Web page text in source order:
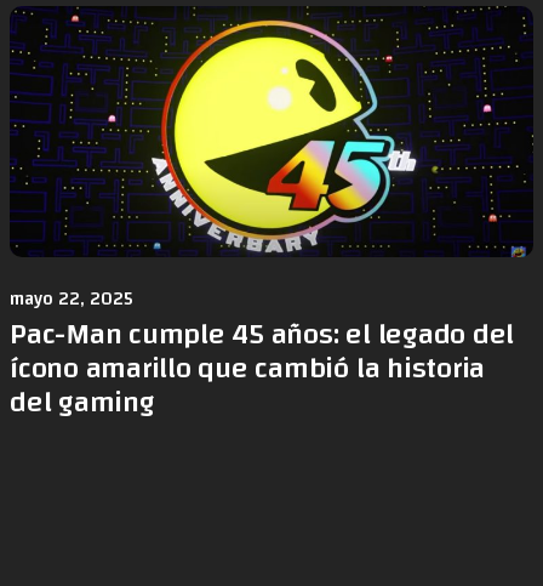
mayo 22, 2025
Pac-Man cumple 45 años: el legado del
ícono amarillo que cambió la historia
del gaming